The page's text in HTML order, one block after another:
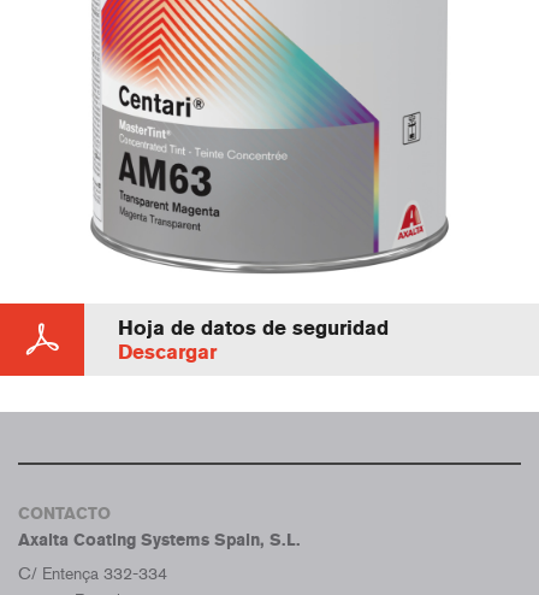
Hoja de datos de seguridad
Descargar
CONTACTO
Axalta Coating Systems Spain, S.L.
C/ Entença 332-334